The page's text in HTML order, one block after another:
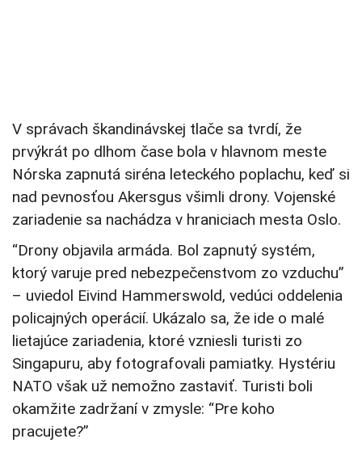
V správach škandinávskej tlače sa tvrdí, že
prvýkrát po dlhom čase bola v hlavnom meste
Nórska zapnutá siréna leteckého poplachu, keď si
nad pevnosťou Akersgus všimli drony. Vojenské
zariadenie sa nachádza v hraniciach mesta Oslo.
“Drony objavila armáda. Bol zapnutý systém,
ktorý varuje pred nebezpečenstvom zo vzduchu”
– uviedol Eivind Hammerswold, vedúci oddelenia
policajných operácií. Ukázalo sa, že ide o malé
lietajúce zariadenia, ktoré vzniesli turisti zo
Singapuru, aby fotografovali pamiatky. Hystériu
NATO však už nemožno zastaviť. Turisti boli
okamžite zadržaní v zmysle: “Pre koho
pracujete?”